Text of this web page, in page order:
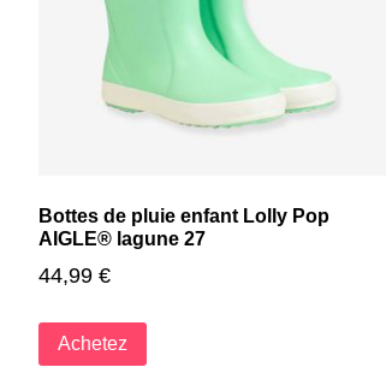
Bottes de pluie enfant Lolly Pop
AIGLE® lagune 27
44,99 €
Achetez